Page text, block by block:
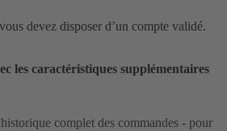
devez disposer d’un compte validé.
les caractéristiques supplémentaires
complet des commandes - pour